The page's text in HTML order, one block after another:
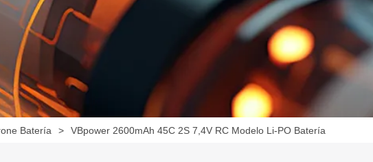
Batería > VBpower 2600mAh 45C 2S 7,4V RC Modelo Li-PO Batería